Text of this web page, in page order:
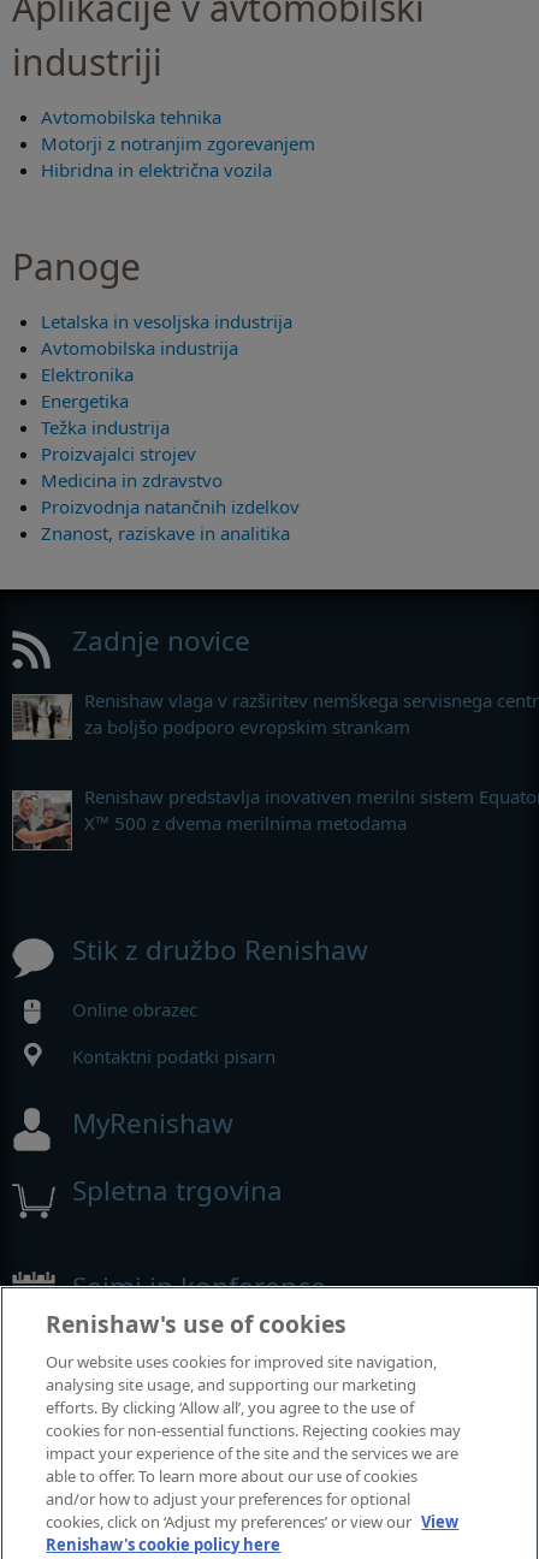
industriji
Avtomobilska tehnika
Motorji z notranjim zgorevanjem
Hibridna in električna vozila
Panoge
Letalska in vesoljska industrija
Avtomobilska industrija
Elektronika
Energetika
Težka industrija
Proizvajalci strojev
Medicina in zdravstvo
Proizvodnja natančnih izdelkov
Znanost, raziskave in analitika
Zadnje novice
Renishaw vlaga v razširitev nemškega servisnega
za boljšo podporo evropskim strankam
Renishaw predstavlja inovativen merilni sistem
X™ 500 z dvema merilnima metodama
Stik z družbo Renishaw
Online obrazec
Kontaktni podatki pisarn
MyRenishaw
Spletna trgovina
Sejmi in konference
Renishaw's use of cookies
Our website uses cookies for improved site navigation,
analysing site usage, and supporting our marketing
efforts. By clicking ‘Allow all’, you agree to the use of
cookies for non-essential functions. Rejecting cookies may
impact your experience of the site and the services we are
able to offer. To learn more about our use of cookies
and/or how to adjust your preferences for optional
cookies, click on ‘Adjust my preferences’ or view our View
Renishaw's cookie policy here